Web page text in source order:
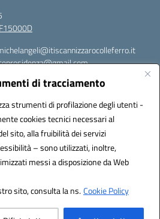
di tracciamento
strumenti di profilazione degli utenti -
cookies tecnici necessari al
sito, alla fruibilità dei servizi
– sono utilizzati, inoltre,
messi a disposizione da Web
sito, consulta la ns.Cookie Policy
account e rigenerazione credenziali)
by 3D Solution S.r.l.
by Designers Italia